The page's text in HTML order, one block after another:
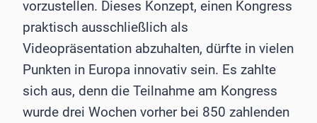
vorzustellen. Dieses Konzept, einen Kongress
praktisch ausschließlich als
Videopräsentation abzuhalten, dürfte in vielen
Punkten in Europa innovativ sein. Es zahlte
sich aus, denn die Teilnahme am Kongress
wurde drei Wochen vorher bei 850 zahlenden